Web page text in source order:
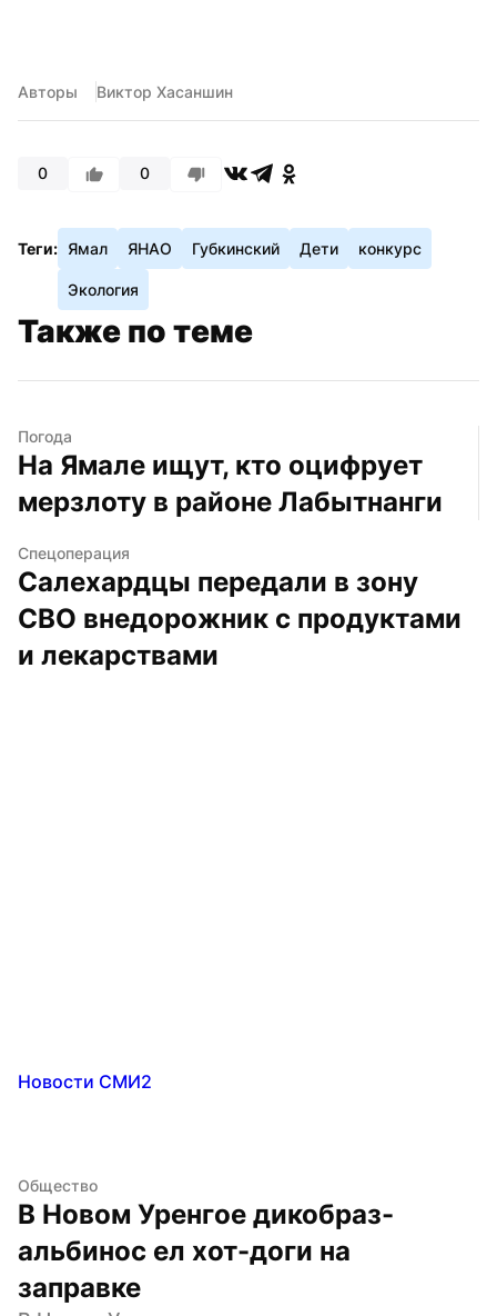
Авторы Виктор Хасаншин
0 0
Теги: Ямал ЯНАО Губкинский Дети конкурс
Экология
Также по теме
Погода
На Ямале ищут, кто оцифрует
мерзлоту в районе Лабытнанги
Спецоперация
Салехардцы передали в зону
СВО внедорожник с продуктами
и лекарствами
Новости СМИ2
Общество
В Новом Уренгое дикобраз-
альбинос ел хот-доги на
заправке